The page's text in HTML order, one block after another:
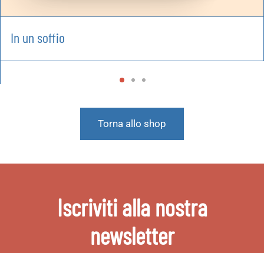
In un soffio
Torna allo shop
Iscriviti alla nostra
newsletter